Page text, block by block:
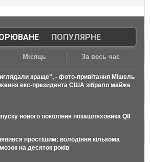
| ПОПУЛЯРНЕ
Місяць За весь час
краще", - фото-привітання Мішель
екс-президента США зібрало майже
нового покоління позашляховика Q8
простішим: володіння кількома
на десяток років